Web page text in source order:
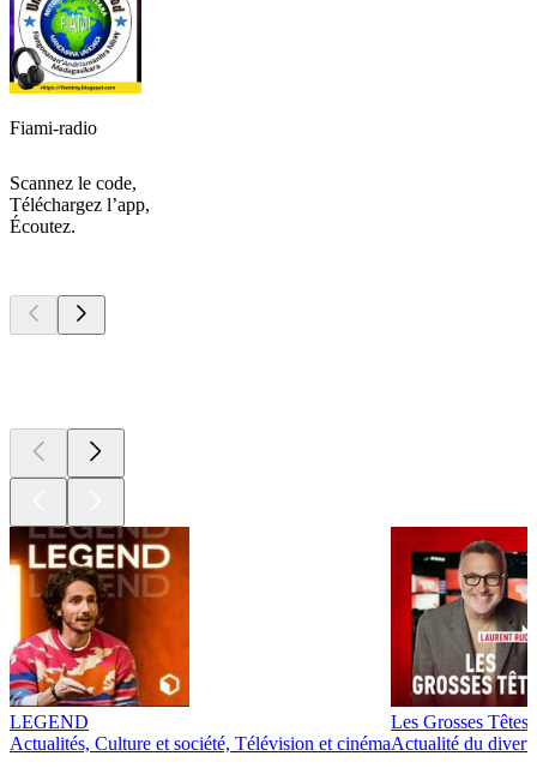
Fiami-radio
Scannez le code,
Téléchargez l’app,
Écoutez.
LEGEND
Actualités, Culture et société, Télévision et cinéma
Les Grosses Têtes
Actualité du